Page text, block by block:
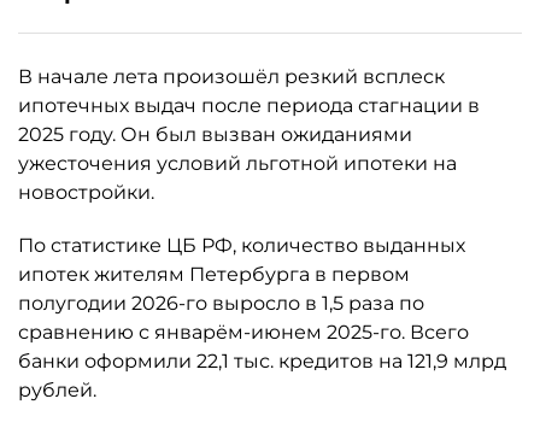
В начале лета произошёл резкий всплеск
ипотечных выдач после периода стагнации в
2025 году. Он был вызван ожиданиями
ужесточения условий льготной ипотеки на
новостройки.
По статистике ЦБ РФ, количество выданных
ипотек жителям Петербурга в первом
полугодии 2026-го выросло в 1,5 раза по
сравнению с январём-июнем 2025-го. Всего
банки оформили 22,1 тыс. кредитов на 121,9 млрд
рублей.